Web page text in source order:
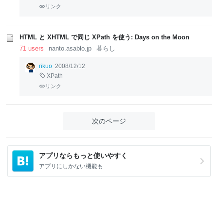
リンク
HTML と XHTML で同じ XPath を使う: Days on the Moon
71 users
nanto.asablo.jp 暮らし
rikuo 2008/12/12
XPath
リンク
次のページ
アプリならもっと使いやすく
アプリにしかない機能も